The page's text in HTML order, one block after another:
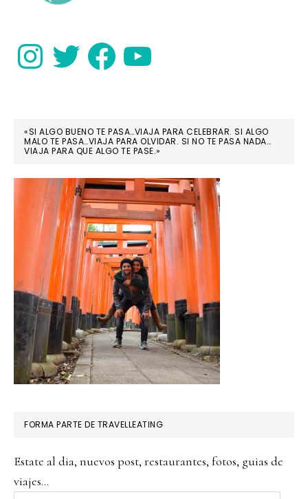
InstagramTwitter FacebookYouTube
«SI ALGO BUENO TE PASA…VIAJA PARA CELEBRAR. SI ALGO
MALO TE PASA…VIAJA PARA OLVIDAR. SI NO TE PASA NADA…
VIAJA PARA QUE ALGO TE PASE.»
FORMA PARTE DE TRAVELLEATING
Estate al dia, nuevos post, restaurantes, fotos, guias de
viajes...